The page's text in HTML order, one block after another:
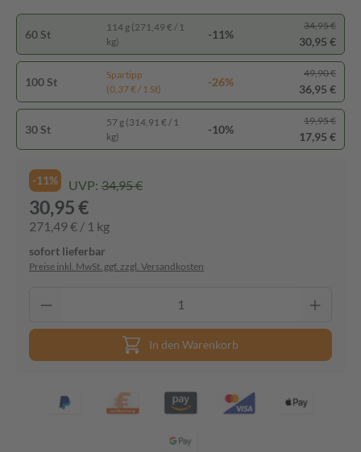
60 St
114 g (271,49 € / 1
kg)
-11%
34,95 €
30,95 €
100 St
Spartipp
(0,37 € / 1 St)
-26%
49,90 €
36,95 €
30 St
57 g (314,91 € / 1
kg)
-10%
19,95 €
17,95 €
-11% UVP: 34,95 €
30,95 €
271,49 € / 1 kg
sofort lieferbar
Preise inkl. MwSt. ggf. zzgl. Versandkosten
In den Warenkorb